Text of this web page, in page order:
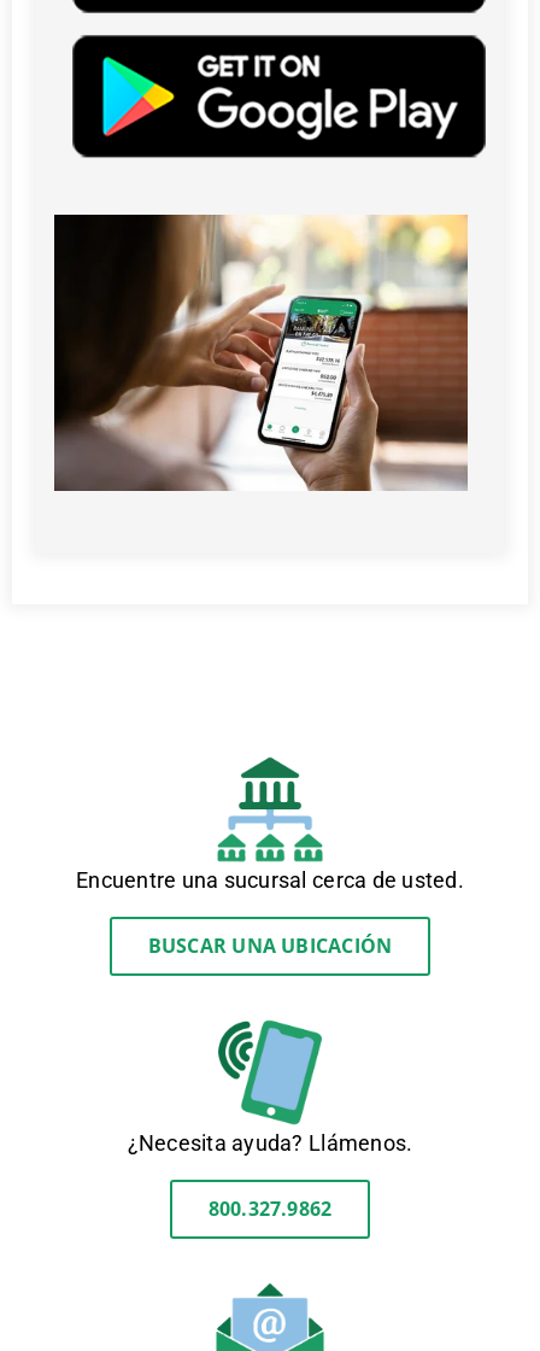
Encuentre una sucursal cerca de usted.
BUSCAR UNA UBICACIÓN
¿Necesita ayuda? Llámenos.
800.327.9862